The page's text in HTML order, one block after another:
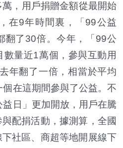
，用戶捐贈金額從最開始
在9年時間裏，「99公益
翻了30倍。今年，「99公
量近1萬個，參與互動用
年翻了一倍，相當於平均
在這期間參與了公益。不
日」更加開放，用戶在騰
配捐活動，據測算，全國
社區、商超等地開展線下